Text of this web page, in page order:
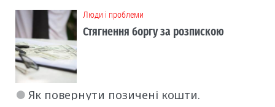
Люди і проблеми
Стягнення боргу за розпискою
Як повернути позичені кошти.